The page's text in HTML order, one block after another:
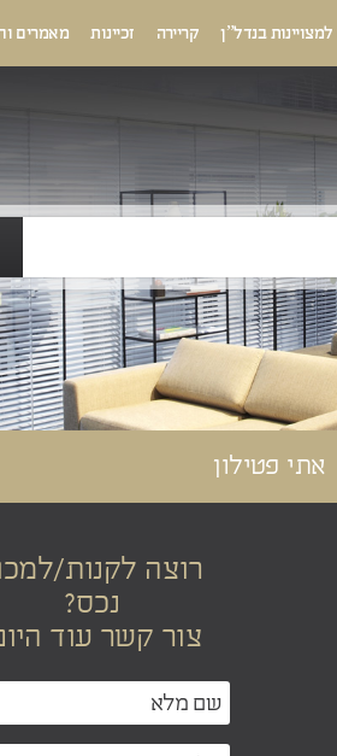
בנדל”ן קריירה זכיינות מאמרים
אתי פטילון
רוצה לקנות/
נכס?
צור קשר עוד